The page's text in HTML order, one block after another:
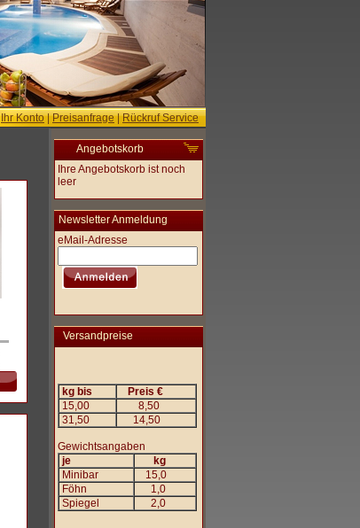
Ihr Konto|Preisanfrage|Rückruf Service
Angebotskorb
Ihre Angebotskorb ist noch
leer
Newsletter Anmeldung
eMail-Adresse
Versandpreise
kg bis
Preis €
15,00
8,50
31,50
14,50
Gewichtsangaben
je
kg
Minibar
15,0
Föhn
1,0
Spiegel
2,0